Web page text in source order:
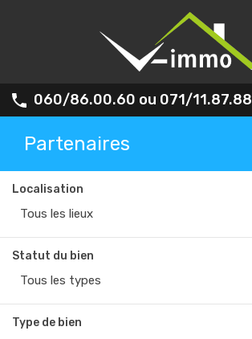
060/86.00.60 ou 071/11.87.88
Partenaires
Localisation
Tous les lieux
Statut du bien
Tous les types
Type de bien